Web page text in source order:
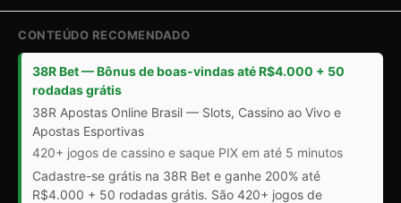
CONTEÚDO RECOMENDADO
38R Bet — Bônus de boas-vindas até R$4.000 + 50
rodadas grátis
38R Apostas Online Brasil — Slots, Cassino ao Vivo e
Apostas Esportivas
420+ jogos de cassino e saque PIX em até 5 minutos
Cadastre-se grátis na 38R Bet e ganhe 200% até
R$4.000 + 50 rodadas grátis. São 420+ jogos de